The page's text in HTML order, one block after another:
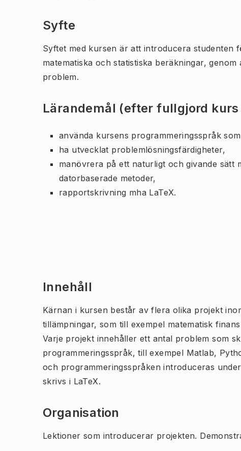
Syfte
Syftet med kursen är att introducera studenten
matematiska och statistiska beräkningar,
problem.
Lärandemål (efter fullgjord
använda kursens programmeringsspråk
ha utvecklat problemlösningsfärdigheter,
manövrera på ett naturligt och givande sätt
datorbaserade metoder,
rapportskrivning mha LaTeX.
Innehåll
Kärnan i kursen består av flera olika projekt
tillämpningar, som till exempel matematisk
Varje projekt innehåller ett antal problem som
programmeringsspråk, till exempel Matlab,
och programmeringsspråken introduceras
skrivs i LaTeX.
Organisation
Lektioner som introducerar projekten.